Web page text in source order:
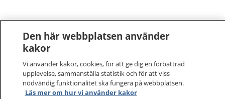
1177–tryggt om din hälsa och vård
Den här webbplatsen använder
kakor
Vi använder kakor, cookies, för att ge dig en förbättrad
upplevelse, sammanställa statistik och för att viss
nödvändig funktionalitet ska fungera på webbplatsen.
Läs mer om hur vi använder kakor